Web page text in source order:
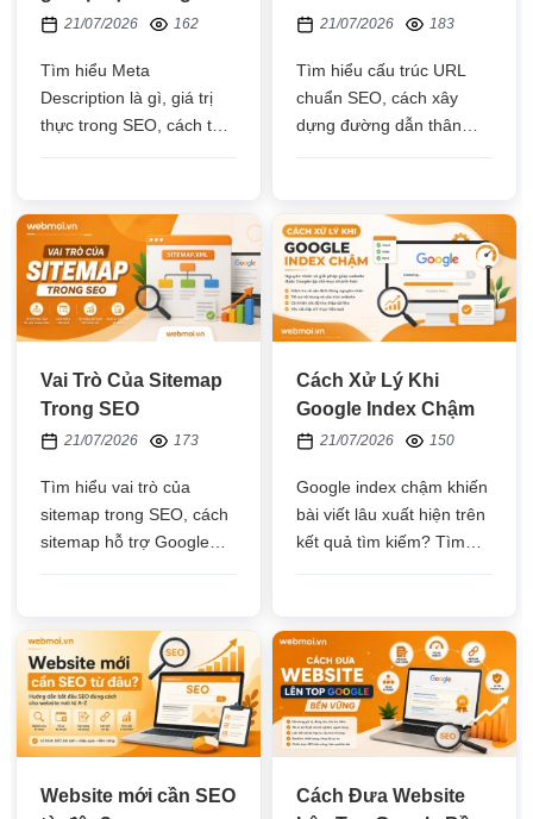
SEO21/07/2026 162
Tìm hiểu Meta
Description là gì, giá trị
thực trong SEO, cách tối
nâng cao hiệu quả hiển
thị trên Google
21/07/2026 183
Tìm hiểu cấu trúc URL
chuẩn SEO, cách xây
dựng đường dẫn thân
và lỗi cần tránh khi tối ưu
URL cho website
Vai Trò Của Sitemap
Trong SEO
21/07/2026 173
Tìm hiểu vai trò của
sitemap trong SEO, cách
sitemap hỗ trợ Google
website hiệu quả
Cách Xử Lý Khi
Google Index Chậm
21/07/2026 150
Google index chậm khiến
bài viết lâu xuất hiện trên
kết quả tìm kiếm? Tìm
Google lập chỉ mục
nhanh, hiệu quả
Website mới cần SEO
Cách Đưa Website